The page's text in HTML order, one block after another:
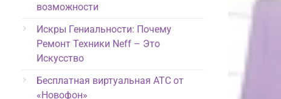
возможности
Искры Гениальности: Почему
Ремонт Техники Neff – Это
Искусство
Бесплатная виртуальная АТС от
«Новофон»